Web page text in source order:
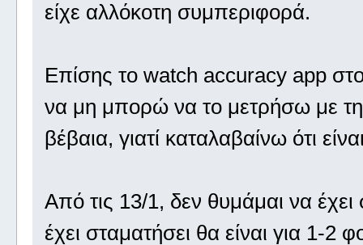
είχε αλλόκοτη συμπεριφορά.
Επίσης το watch accuracy app
να μη μπορώ να το μετρήσω με
βέβαια, γιατί καταλαβαίνω ότι
Από τις 13/1, δεν θυμάμαι να έχει
έχει σταματήσει θα είναι για 1-2